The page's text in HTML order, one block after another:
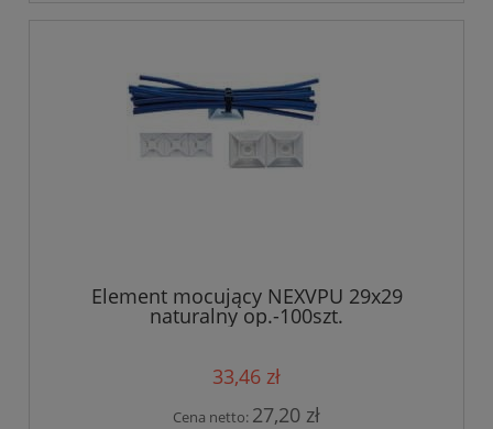
Element mocujący NEXVPU 29x29
naturalny op.-100szt.
33,46 zł
Cena netto: 27,20 zł